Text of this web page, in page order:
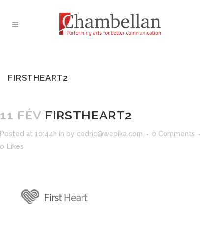
FIRSTHEART2
11 FÉV FIRSTHEART2
Posted at 10:44h in by cedric@wepika.com
0 Comments
0
Likes